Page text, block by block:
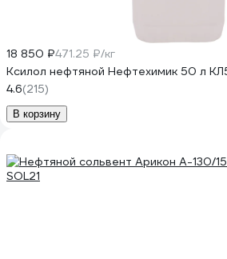
18 850 ₽471.25 ₽/кг
Ксилол нефтяной Нефтехимик 50 л
4.6(215)
В корзину